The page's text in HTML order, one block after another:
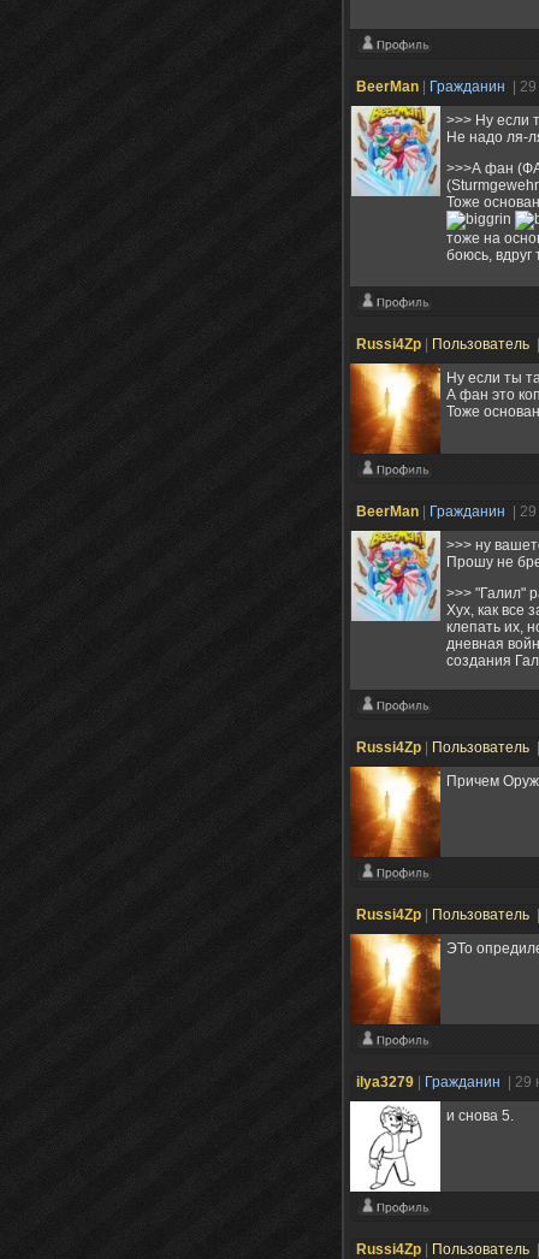
BeerMan Гражданин
|
>>> Ну если
Не надо ля-
>>>А фан
Тоже
тоже на
боюсь,
Russi4Zp Пользователь
Ну если ты
А фан это
Тоже
BeerMan Гражданин
|
>>> ну
Прошу не
>>> "Галил"
Хух, как все
клепать их,
дневная
создания
Russi4Zp Пользователь
Причем
Russi4Zp Пользователь
ЭТо
ilya3279 Гражданин
|
и снова 5.
Russi4Zp Пользователь